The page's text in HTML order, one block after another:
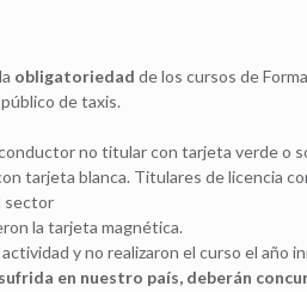
obligatoriedadde los cursos de
de taxis.
no titular con tarjeta verde o
tarjeta blanca. Titulares de licencia
sector
la tarjeta magnética.
y no realizaron el curso el año
en nuestro país, deberán